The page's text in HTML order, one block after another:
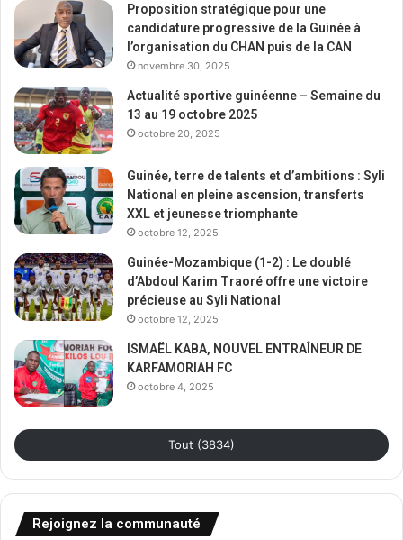
Proposition stratégique pour une
candidature progressive de la Guinée à
l’organisation du CHAN puis de la CAN
novembre 30, 2025
Actualité sportive guinéenne – Semaine du
13 au 19 octobre 2025
octobre 20, 2025
Guinée, terre de talents et d’ambitions : Syli
National en pleine ascension, transferts
XXL et jeunesse triomphante
octobre 12, 2025
Guinée-Mozambique (1-2) : Le doublé
d’Abdoul Karim Traoré offre une victoire
précieuse au Syli National
octobre 12, 2025
ISMAËL KABA, NOUVEL ENTRAÎNEUR DE
KARFAMORIAH FC
octobre 4, 2025
Tout (3834)
Rejoignez la communauté